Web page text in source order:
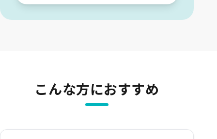
こんな方におすすめ